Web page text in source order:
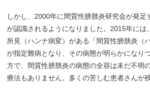
しかし、2000年に間質性膀胱炎研究会が発足
が認識されるようになりました。2015年には
所見（ハンナ病変）がある「間質性膀胱炎（
が指定難病となり、その病態が明らかになり
方で、間質性膀胱炎の病態の全容は未だ不明
療法もありません。多くの苦しむ患者さんが